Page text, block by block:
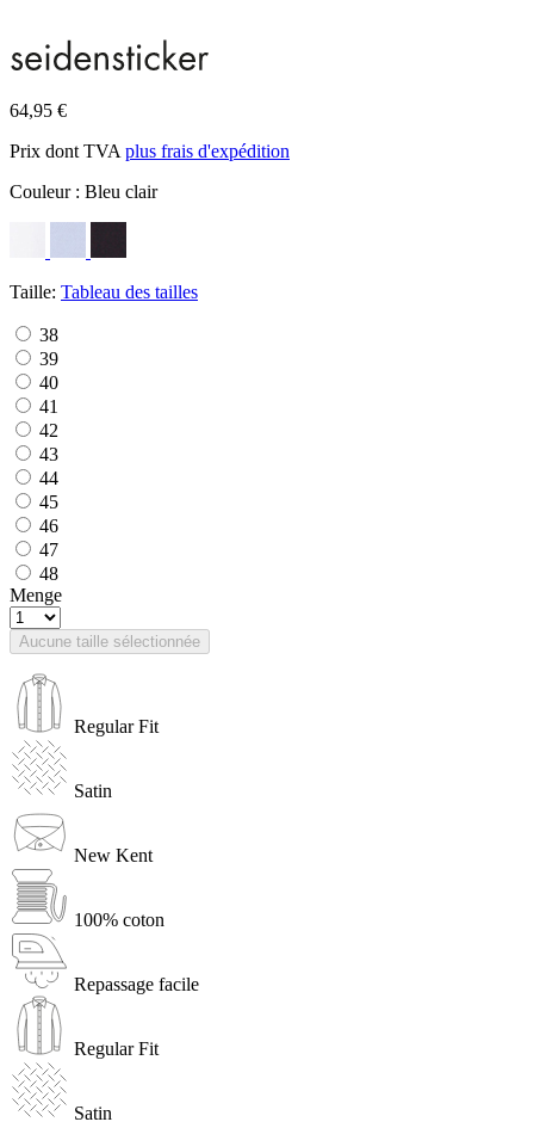
64,95 €
Prix dont TVA plus frais d'expédition
Couleur : Bleu clair
Taille: Tableau des tailles
38
39
40
41
42
43
44
45
46
47
48
Menge
Aucune taille sélectionnée
Regular Fit
Satin
New Kent
100% coton
Repassage facile
Regular Fit
Satin